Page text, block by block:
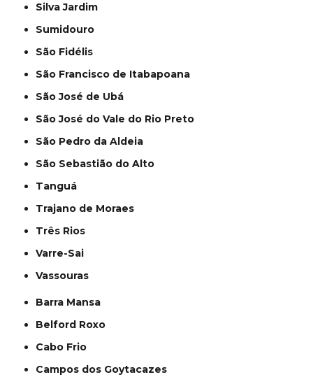
Silva Jardim
Sumidouro
São Fidélis
São Francisco de Itabapoana
São José de Ubá
São José do Vale do Rio Preto
São Pedro da Aldeia
São Sebastião do Alto
Tanguá
Trajano de Moraes
Três Rios
Varre-Sai
Vassouras
Barra Mansa
Belford Roxo
Cabo Frio
Campos dos Goytacazes